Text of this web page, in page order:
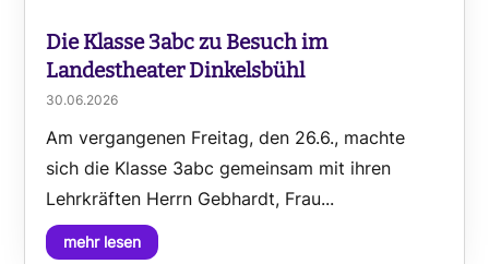
Die Klasse 3abc zu Besuch im
Landestheater Dinkelsbühl
30.06.2026
Am vergangenen Freitag, den 26.6., machte
sich die Klasse 3abc gemeinsam mit ihren
Lehrkräften Herrn Gebhardt, Frau...
mehr lesen